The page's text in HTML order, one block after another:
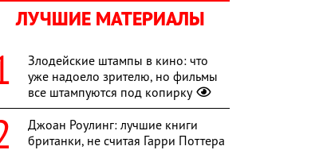
ЛУЧШИЕ МАТЕРИАЛЫ
Злодейские штампы в кино: что
уже надоело зрителю, но фильмы
все штампуются под копирку
Джоан Роулинг: лучшие книги
британки, не считая Гарри Поттера